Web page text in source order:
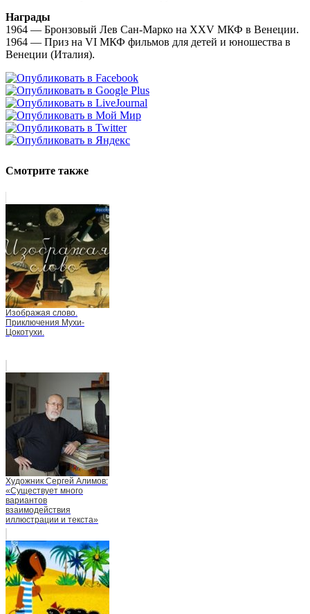
Награды
1964 — Бронзовый Лев Сан-Марко на XXV МКФ в Венеции.
1964 — Приз на VI МКФ фильмов для детей и юношества в
Венеции (Италия).
Смотрите также
Изображая слово.
Приключения Мухи-
Цокотухи.
Художник Сергей Алимов:
«Существует много
вариантов
взаимодействия
иллюстрации и текста»